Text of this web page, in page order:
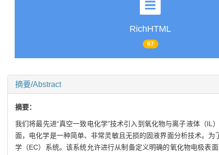
RichHTML
67
摘要/Abstract
摘要：
我们将最先进“真空一致电化学”技术引入到氧化物与离子液体（
面，电化学是一种简单、非常灵敏且无损的固液界面分析技术。
学（EC）系统。该系统允许进行从制备定义明确的氧化物电极表